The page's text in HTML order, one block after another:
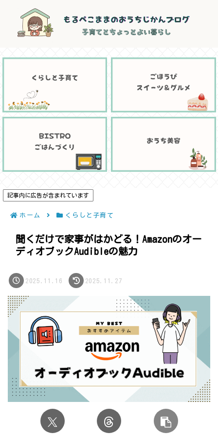
記事内に広告が含まれています
ホーム くらしと子育て
聞くだけで家事がはかどる！Amazonのオー
ディオブックAudibleの魅力
2025.11.16 2025.11.27